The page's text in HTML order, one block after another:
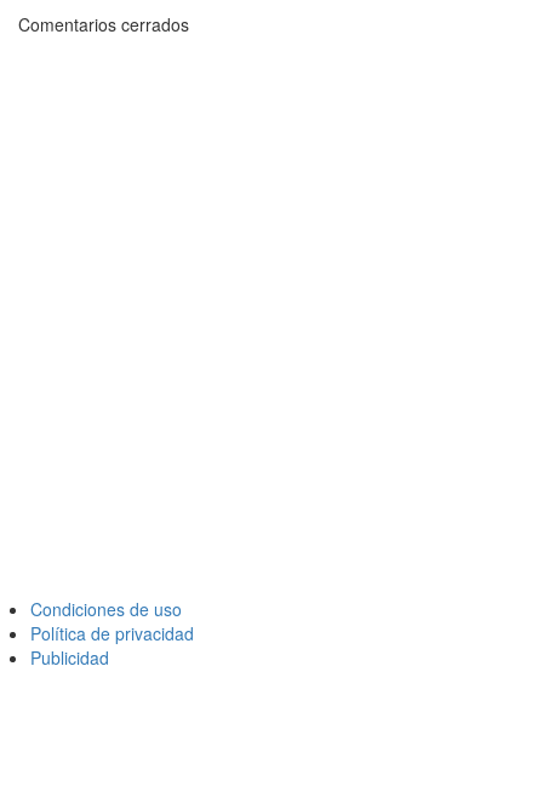
Comentarios cerrados
Condiciones de uso
Política de privacidad
Publicidad